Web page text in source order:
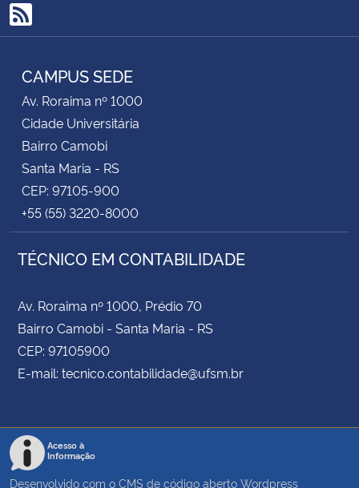
RSS
CAMPUS SEDE
Av. Roraima nº 1000
Cidade Universitária
Bairro Camobi
Santa Maria - RS
CEP: 97105-900
+55 (55) 3220-8000
TÉCNICO EM CONTABILIDADE
Av. Roraima nº 1000, Prédio 70
Bairro Camobi - Santa Maria - RS
CEP: 97105900
E-mail: tecnico.contabilidade@ufsm.br
Acesso à
Informação
Desenvolvido com o CMS de código aberto Wordpress